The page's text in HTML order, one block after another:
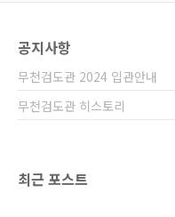
공지사항
무천검도관 2024 입관안내
무천검도관 히스토리
최근 포스트